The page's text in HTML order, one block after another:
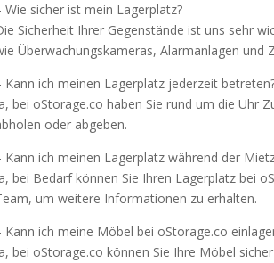
Wie sicher ist mein Lagerplatz?
Sicherheit Ihrer Gegenstände ist uns sehr
Überwachungskameras, Alarmanlagen
Kann ich meinen Lagerplatz jederzeit
bei oStorage.co haben Sie rund um die Uhr
oder abgeben.
Kann ich meinen Lagerplatz während der
bei Bedarf können Sie Ihren Lagerplatz bei
um weitere Informationen zu erhalten.
Kann ich meine Möbel bei oStorage.co
bei oStorage.co können Sie Ihre Möbel